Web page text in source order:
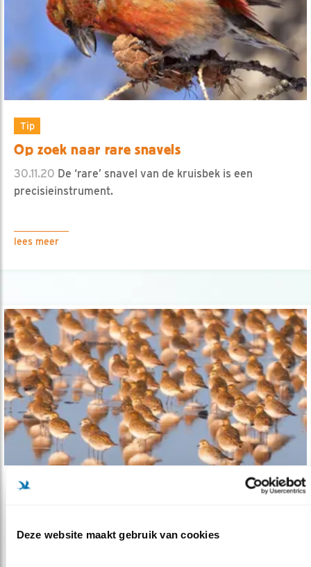
Deze website maakt gebruik van cookies
Tip
Op zoek naar rare snavels
30.11.20 De ‘rare’ snavel van de kruisbek is een
precisieinstrument.
lees meer
Tip
01.09.20Topvogelkijkplek: Workumerwaard